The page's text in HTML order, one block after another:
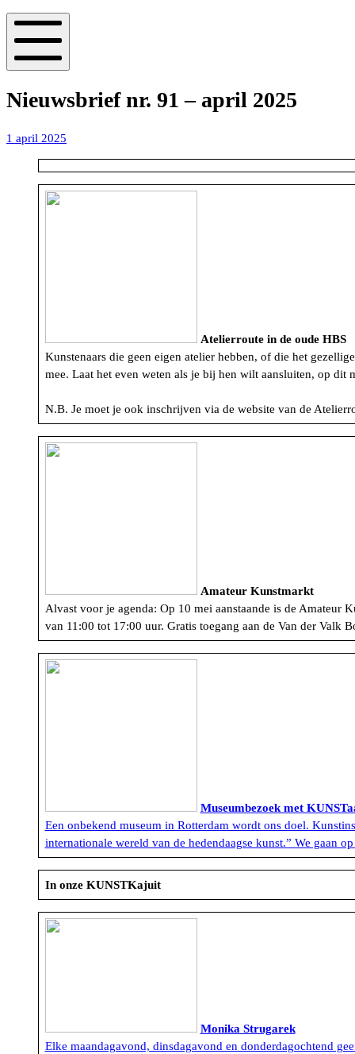
Mobiel
Nieuwsbrief nr. 91 – april 2025
1 april 2025
2025
Atelierroute in de oude HBS
Kunstenaars die geen eigen atelier hebben, of die het
mee. Laat het even weten als je bij hen wilt aansluiten, op
N.B. Je moet je ook inschrijven via de website van de
Amateur Kunstmarkt
Alvast voor je agenda: Op 10 mei aanstaande is de Amateur
van 11:00 tot 17:00 uur. Gratis toegang aan de Van der Valk
Museumbezoek met
Een onbekend museum in Rotterdam wordt ons doel.
internationale wereld van de hedendaagse kunst.” We gaan
In onze KUNSTKajuit
Monika Strugarek
Elke maandagavond, dinsdagavond en donderdagochtend